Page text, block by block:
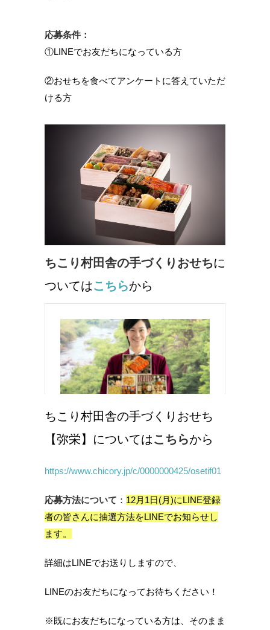
応募条件：
①LINEでお友だちになっている方
②おせちを食べてアンケートに答えていただ
ける方
ちこり村田舎の手づくりおせちに
ついてはこちらから
ちこり村田舎の手づくりおせち
【弥栄】についてはこちらから
https://www.chicory.jp/c/0000000425/osetif01
応募方法について ： 12月1日(月)にLINE登録
者の皆さんに抽選方法をLINEでお知らせし
ます。
詳細はLINEでお送りしますので、
LINEのお友だちになってお待ちください！
※既にお友だちになっている方は、そのまま